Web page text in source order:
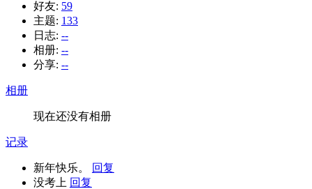
好友: 59
主题: 133
日志: --
相册: --
分享: --
相册
现在还没有相册
记录
新年快乐。
回复
没考上 回复